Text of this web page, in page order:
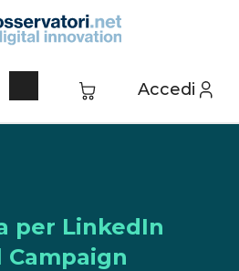
Accedi
per LinkedIn
Campaign